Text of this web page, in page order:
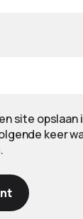
site opslaan
keer